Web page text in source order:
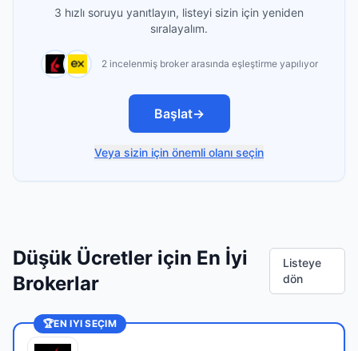
3 hızlı soruyu yanıtlayın, listeyi sizin için yeniden
sıralayalım.
2 incelenmiş broker arasında eşleştirme yapılıyor
Başlat→
Veya sizin için önemli olanı seçin
Düşük Ücretler için En İyi
Brokerlar
Listeye
dön
🏆EN IYI SEÇIM